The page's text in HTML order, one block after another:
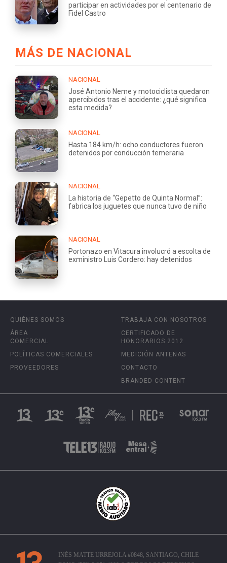
participar en actividades por el centenario de
Fidel Castro
MÁS DE NACIONAL
NACIONAL
José Antonio Neme y motociclista quedaron
apercibidos tras el accidente: ¿qué significa
esta medida?
NACIONAL
Hasta 184 km/h: ocho conductores fueron
detenidos por conducción temeraria
NACIONAL
La historia de “Gepetto de Quinta Normal”:
fabrica los juguetes que nunca tuvo de niño
NACIONAL
Portonazo en Vitacura involucró a escolta de
exministro Luis Cordero: hay detenidos
QUIÉNES SOMOS
ÁREA
COMERCIAL
POLÍTICAS COMERCIALES
PROVEEDORES
TRABAJA CON NOSOTROS
CERTIFICADO DE
HONORARIOS 2012
MEDICIÓN ANTENAS
CONTACTO
BRANDED CONTENT
INÉS MATTE URREJOLA #0848, SANTIAGO, CHILE